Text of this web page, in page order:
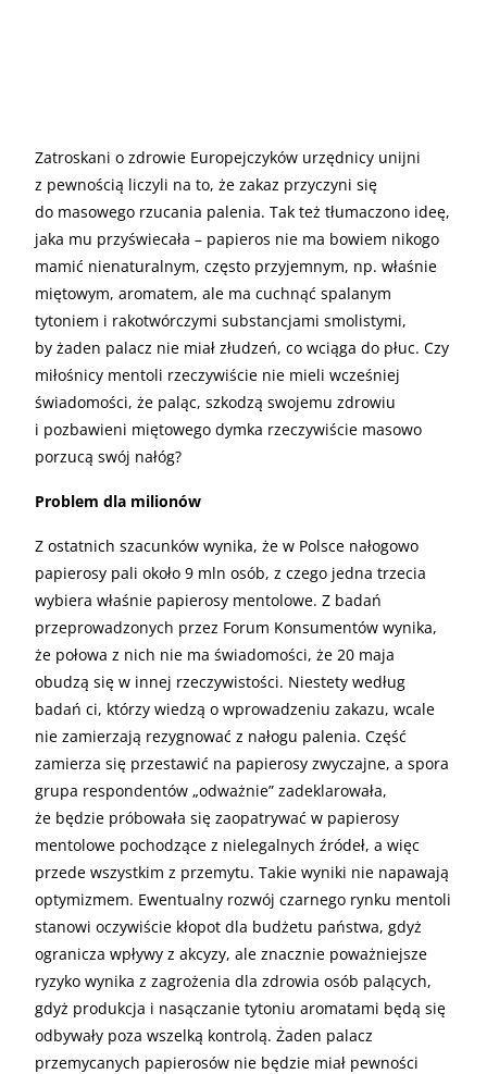
Zatroskani o zdrowie Europejczyków urzędnicy unijni
z pewnością liczyli na to, że zakaz przyczyni się
do masowego rzucania palenia. Tak też tłumaczono ideę,
jaka mu przyświecała – papieros nie ma bowiem nikogo
mamić nienaturalnym, często przyjemnym, np. właśnie
miętowym, aromatem, ale ma cuchnąć spalanym
tytoniem i rakotwórczymi substancjami smolistymi,
by żaden palacz nie miał złudzeń, co wciąga do płuc. Czy
miłośnicy mentoli rzeczywiście nie mieli wcześniej
świadomości, że paląc, szkodzą swojemu zdrowiu
i pozbawieni miętowego dymka rzeczywiście masowo
porzucą swój nałóg?
Problem dla milionów
Z ostatnich szacunków wynika, że w Polsce nałogowo
papierosy pali około 9 mln osób, z czego jedna trzecia
wybiera właśnie papierosy mentolowe. Z badań
przeprowadzonych przez Forum Konsumentów wynika,
że połowa z nich nie ma świadomości, że 20 maja
obudzą się w innej rzeczywistości. Niestety według
badań ci, którzy wiedzą o wprowadzeniu zakazu, wcale
nie zamierzają rezygnować z nałogu palenia. Część
zamierza się przestawić na papierosy zwyczajne, a spora
grupa respondentów „odważnie” zadeklarowała,
że będzie próbowała się zaopatrywać w papierosy
mentolowe pochodzące z nielegalnych źródeł, a więc
przede wszystkim z przemytu. Takie wyniki nie napawają
optymizmem. Ewentualny rozwój czarnego rynku mentoli
stanowi oczywiście kłopot dla budżetu państwa, gdyż
ogranicza wpływy z akcyzy, ale znacznie poważniejsze
ryzyko wynika z zagrożenia dla zdrowia osób palących,
gdyż produkcja i nasączanie tytoniu aromatami będą się
odbywały poza wszelką kontrolą. Żaden palacz
przemycanych papierosów nie będzie miał pewności